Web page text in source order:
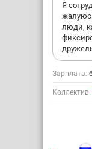
Я
люди,
Зарплата:
Коллектив: